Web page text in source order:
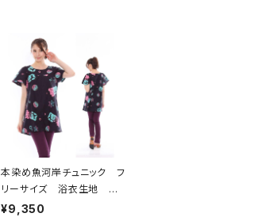
本染め魚河岸チュニック フ
リーサイズ 浴衣生地 涼
麻柄 黒×ピンク・水色グラ
¥9,350